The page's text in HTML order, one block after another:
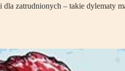
zatrudnionych – takie dylematy